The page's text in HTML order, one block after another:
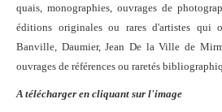
quais, monographies, ouvrages de
éditions originales ou rares d'artistes qui
Banville, Daumier, Jean De la Ville de
ouvrages de références ou raretés
A télécharger en cliquant sur l'image